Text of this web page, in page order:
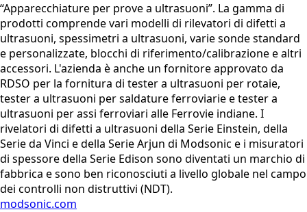
“Apparecchiature per prove a ultrasuoni”. La gamma di
prodotti comprende vari modelli di rilevatori di difetti a
ultrasuoni, spessimetri a ultrasuoni, varie sonde standard
e personalizzate, blocchi di riferimento/calibrazione e altri
accessori. L'azienda è anche un fornitore approvato da
RDSO per la fornitura di tester a ultrasuoni per rotaie,
tester a ultrasuoni per saldature ferroviarie e tester a
ultrasuoni per assi ferroviari alle Ferrovie indiane. I
rivelatori di difetti a ultrasuoni della Serie Einstein, della
Serie da Vinci e della Serie Arjun di Modsonic e i misuratori
di spessore della Serie Edison sono diventati un marchio di
fabbrica e sono ben riconosciuti a livello globale nel campo
dei controlli non distruttivi (NDT).
modsonic.com